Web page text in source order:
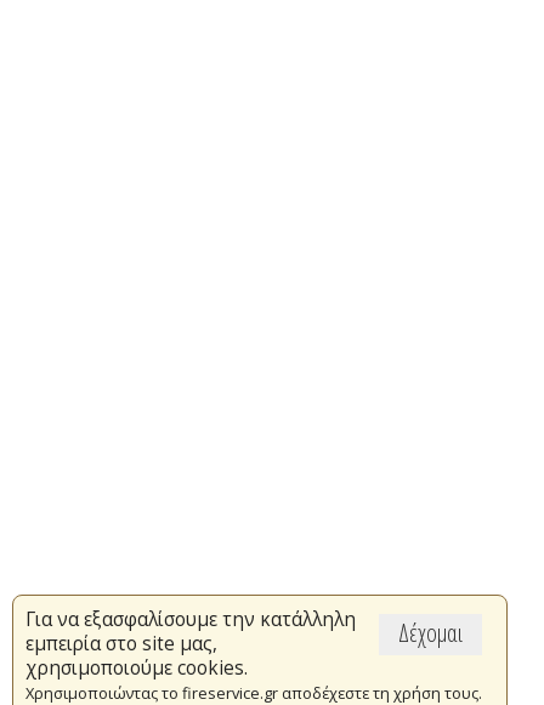
Δέχομαι
Για να εξασφαλίσουμε την κατάλληλη
εμπειρία στο site μας,
χρησιμοποιούμε cookies.
Χρησιμοποιώντας το fireservice.gr αποδέχεστε τη χρήση τους.